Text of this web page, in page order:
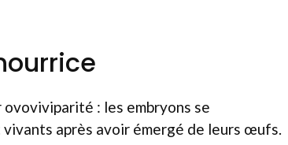
: les embryons se
après avoir émergé de leurs œufs.